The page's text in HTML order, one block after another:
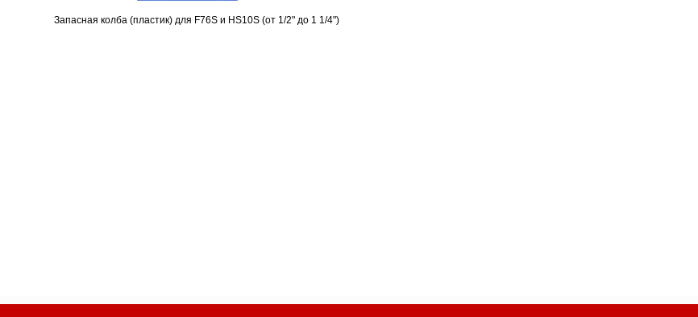
Запасная колба (пластик) для F76S и HS10S (от 1/2" до 1 1/4")